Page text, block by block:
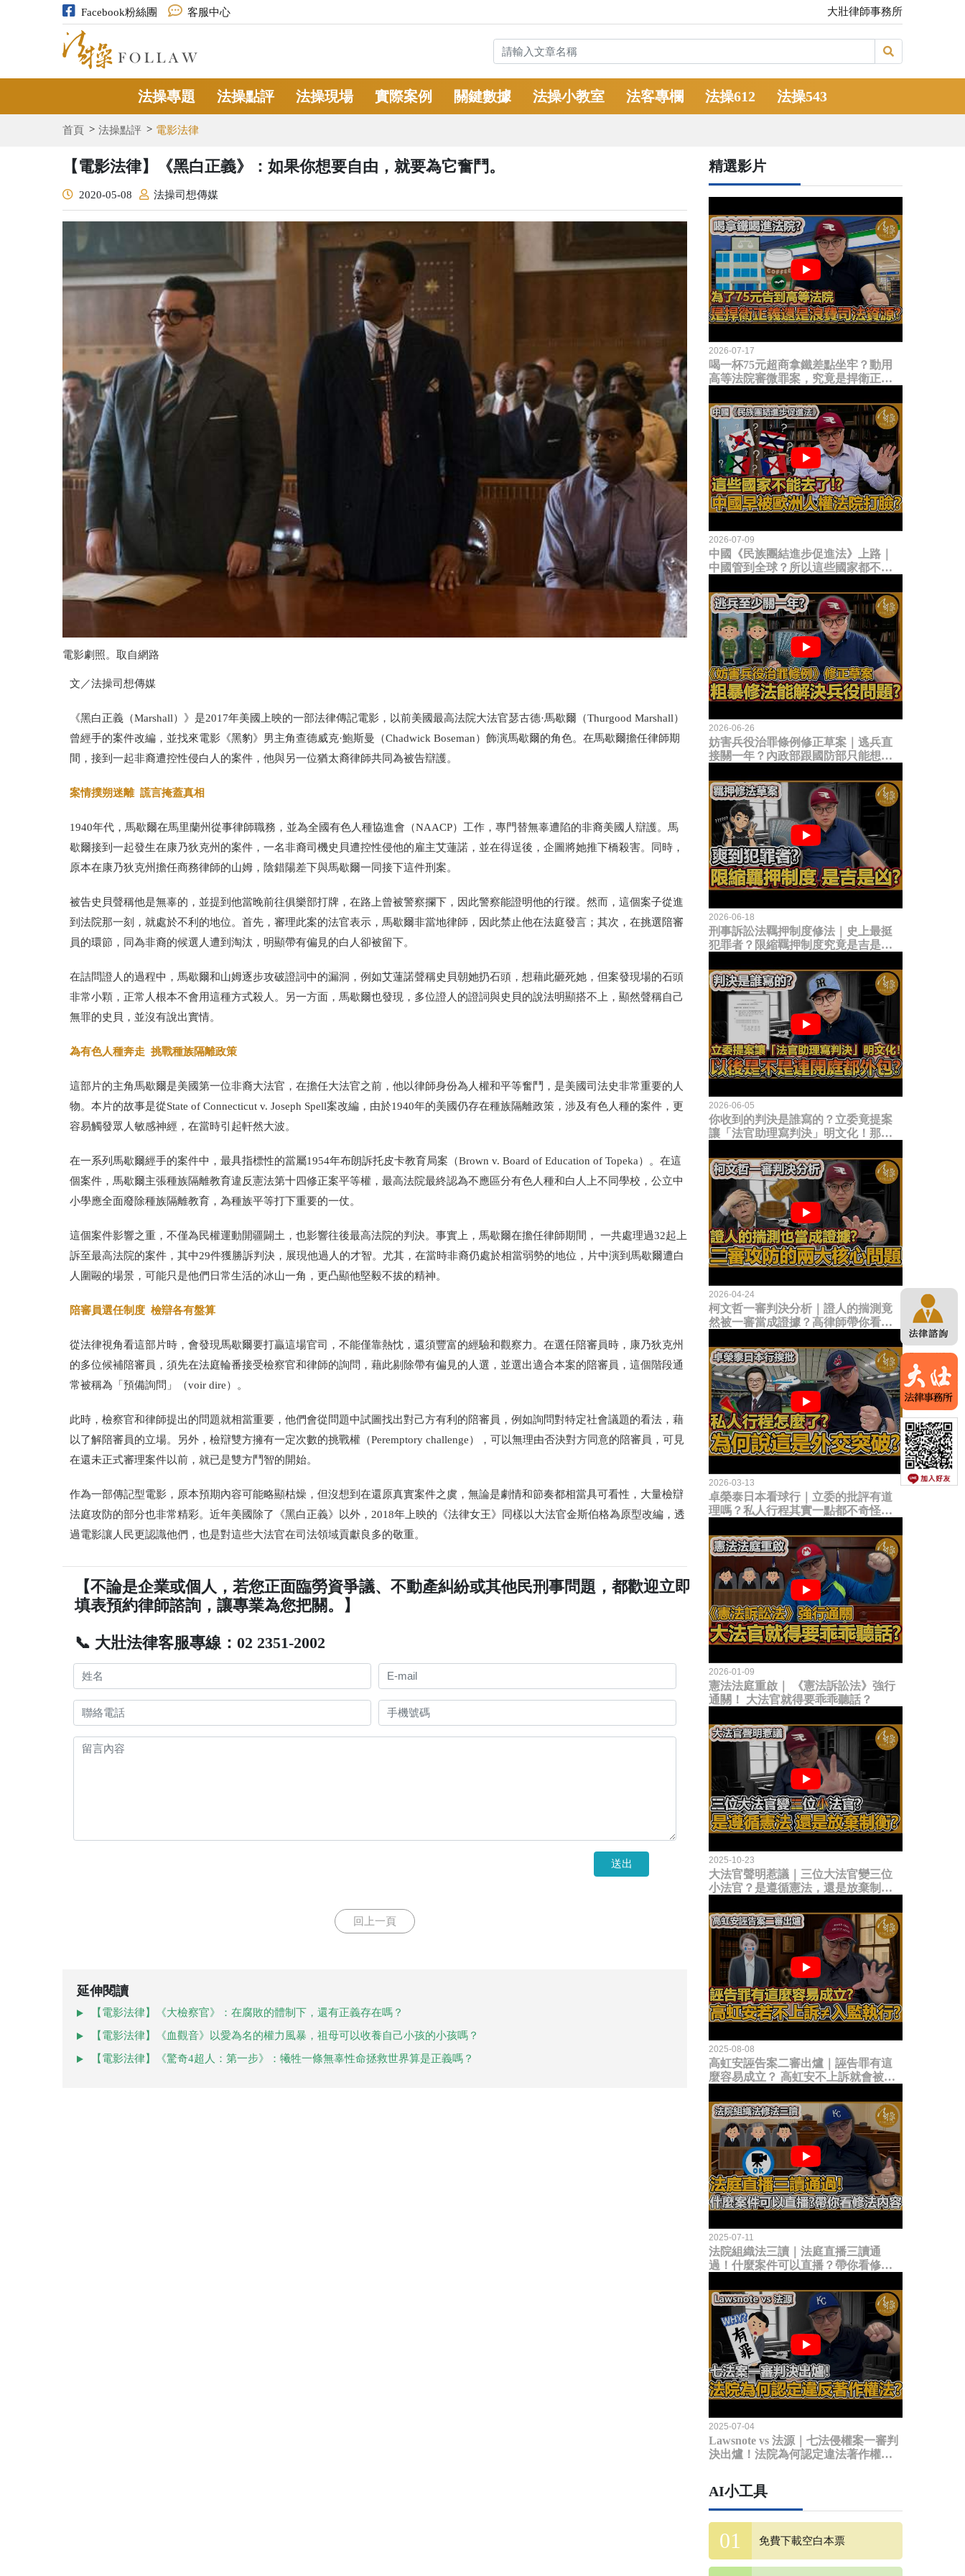
Facebook粉絲團 客服中心 大壯律師事務所
法操專題 法操點評 法操現場 實際案例 關鍵數據 法操小教室 法客專欄 法操612 法操543
首頁 法操點評 電影法律
【電影法律】《黑白正義》：如果你想要自由，就要為它奮鬥。
2020-05-08 法操司想傳媒
電影劇照。取自網路
文／法操司想傳媒
《黑白正義（Marshall）》是2017年美國上映的一部法律傳記電影，以前美國最高法院大法官瑟古德·馬歇爾（Thurgood Marshall）
曾經手的案件改編，並找來電影《黑豹》男主角查德威克·鮑斯曼（Chadwick Boseman）飾演馬歇爾的角色。在馬歇爾擔任律師期
間，接到一起非裔遭控性侵白人的案件，他與另一位猶太裔律師共同為被告辯護。
案情撲朔迷離 謊言掩蓋真相
1940年代，馬歇爾在馬里蘭州從事律師職務，並為全國有色人種協進會（NAACP）工作，專門替無辜遭陷的非裔美國人辯護。馬
歇爾接到一起發生在康乃狄克州的案件，一名非裔司機史貝遭控性侵他的雇主艾蓮諾，並在得逞後，企圖將她推下橋殺害。同時，
原本在康乃狄克州擔任商務律師的山姆，陰錯陽差下與馬歇爾一同接下這件刑案。
被告史貝聲稱他是無辜的，並提到他當晚前往俱樂部打牌，在路上曾被警察攔下，因此警察能證明他的行蹤。然而，這個案子從進
到法院那一刻，就處於不利的地位。首先，審理此案的法官表示，馬歇爾非當地律師，因此禁止他在法庭發言；其次，在挑選陪審
員的環節，同為非裔的候選人遭到淘汰，明顯帶有偏見的白人卻被留下。
在詰問證人的過程中，馬歇爾和山姆逐步攻破證詞中的漏洞，例如艾蓮諾聲稱史貝朝她扔石頭，想藉此砸死她，但案發現場的石頭
非常小顆，正常人根本不會用這種方式殺人。另一方面，馬歇爾也發現，多位證人的證詞與史貝的說法明顯搭不上，顯然聲稱自己
無罪的史貝，並沒有說出實情。
為有色人種奔走 挑戰種族隔離政策
這部片的主角馬歇爾是美國第一位非裔大法官，在擔任大法官之前，他以律師身份為人權和平等奮鬥，是美國司法史非常重要的人
物。本片的故事是從State of Connecticut v. Joseph Spell案改編，由於1940年的美國仍存在種族隔離政策，涉及有色人種的案件，更
容易觸發眾人敏感神經，在當時引起軒然大波。
在一系列馬歇爾經手的案件中，最具指標性的當屬1954年布朗訴托皮卡教育局案（Brown v. Board of Education of Topeka）。在這
個案件，馬歇爾主張種族隔離教育違反憲法第十四修正案平等權，最高法院最終認為不應區分有色人種和白人上不同學校，公立中
小學應全面廢除種族隔離教育，為種族平等打下重要的一仗。
這個案件影響之重，不僅為民權運動開疆闢土，也影響往後最高法院的判決。事實上，馬歇爾在擔任律師期間， 一共處理過32起上
訴至最高法院的案件，其中29件獲勝訴判決，展現他過人的才智。尤其，在當時非裔仍處於相當弱勢的地位，片中演到馬歇爾遭白
人圍毆的場景，可能只是他們日常生活的冰山一角，更凸顯他堅毅不拔的精神。
陪審員選任制度 檢辯各有盤算
從法律視角看這部片時，會發現馬歇爾要打贏這場官司，不能僅靠熱忱，還須豐富的經驗和觀察力。在選任陪審員時，康乃狄克州
的多位候補陪審員，須先在法庭輪番接受檢察官和律師的詢問，藉此剔除帶有偏見的人選，並選出適合本案的陪審員，這個階段通
常被稱為「預備詢問」（voir dire）。
此時，檢察官和律師提出的問題就相當重要，他們會從問題中試圖找出對己方有利的陪審員，例如詢問對特定社會議題的看法，藉
以了解陪審員的立場。另外，檢辯雙方擁有一定次數的挑戰權（Peremptory challenge），可以無理由否決對方同意的陪審員，可見
在還未正式審理案件以前，就已是雙方鬥智的開始。
作為一部傳記型電影，原本預期內容可能略顯枯燥，但沒想到在還原真實案件之虞，無論是劇情和節奏都相當具可看性，大量檢辯
法庭攻防的部分也非常精彩。近年美國除了《黑白正義》以外，2018年上映的《法律女王》同樣以大法官金斯伯格為原型改編，透
過電影讓人民更認識他們，也是對這些大法官在司法領域貢獻良多的敬重。
【不論是企業或個人，若您正面臨勞資爭議、不動產糾紛或其他民刑事問題，都歡迎立即
填表預約律師諮詢，讓專業為您把關。】
📞 大壯法律客服專線：02 2351-2002
送出
回上一頁
延伸閱讀
【電影法律】《大檢察官》：在腐敗的體制下，還有正義存在嗎？
【電影法律】《血觀音》以愛為名的權力風暴，祖母可以收養自己小孩的小孩嗎？
【電影法律】《驚奇4超人：第一步》：犧牲一條無辜性命拯救世界算是正義嗎？
精選影片
2026-07-17
喝一杯75元超商拿鐵差點坐牢？動用
高等法院審微罪案，究竟是捍衛正義
2026-07-09
中國《民族團結進步促進法》上路｜
中國管到全球？所以這些國家都不能
臉？
2026-06-26
妨害兵役治罪條例修正草案｜逃兵直
接關一年？內政部跟國防部只能想到
題？
2026-06-18
刑事訴訟法羈押制度修法｜史上最挺
犯罪者？限縮羈押制度究竟是吉是
2026-06-05
你收到的判決是誰寫的？立委竟提案
讓「法官助理寫判決」明文化！那以
2026-04-24
柯文哲一審判決分析｜證人的揣測竟
然被一審當成證據？高律師帶你看未
2026-03-13
卓榮泰日本看球行｜立委的批評有道
理嗎？私人行程其實一點都不奇怪？
2026-01-09
憲法法庭重啟｜ 《憲法訴訟法》強行
通關！ 大法官就得要乖乖聽話？
2025-10-23
大法官聲明惹議｜三位大法官變三位
小法官？是遵循憲法，還是放棄制衡
2025-08-08
高虹安誣告案二審出爐｜誣告罪有這
麼容易成立？ 高虹安不上訴就會被
2025-07-11
法院組織法三讀｜法庭直播三讀通
過！什麼案件可以直播？帶你看修法
2025-07-04
Lawsnote vs 法源｜七法侵權案一審判
決出爐！法院為何認定違法著作權
AI小工具
免費下載空白本票